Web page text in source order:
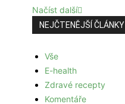
Načíst další
NEJČTENĚJŠÍ ČLÁNKY
Vše
E-health
Zdravé recepty
Komentáře